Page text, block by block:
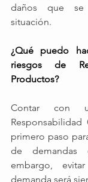
daños que
situación.
¿Qué puedo
riesgos de
Productos?
Contar con
primero paso
de
embargo,
demanda será